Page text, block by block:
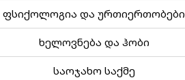
ფსიქოლოგია და ურთიერთობები
ხელოვნება და ჰობი
საოჯახო საქმე